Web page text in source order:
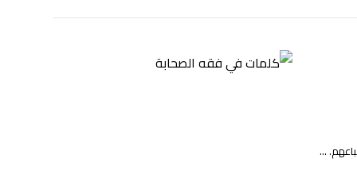
...